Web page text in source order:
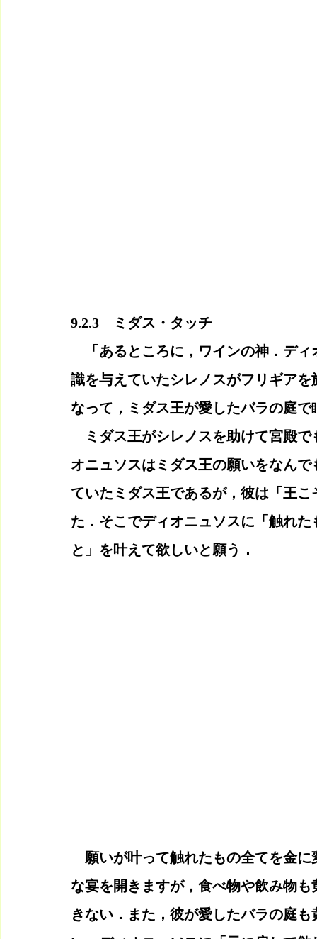
9.2.3　ミダス・タッチ
「あるところに，ワインの神．ディ
識を与えていたシレノスがフリギア
なって，ミダス王が愛したバラの庭で
ミダス王がシレノスを助けて宮殿で
オニュソスはミダス王の願いをなん
ていたミダス王であるが，彼は「王
た．そこでディオニュソスに「触れ
と」を叶えて欲しいと願う．
願いが叶って触れたもの全てを金に
な宴を開きますが，食べ物や飲み物
きない．また，彼が愛したバラの庭